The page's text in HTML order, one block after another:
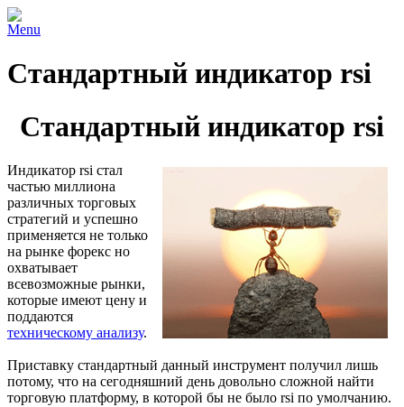
Menu
Стандартный индикатор rsi
Стандартный индикатор rsi
Индикатор rsi стал
частью миллиона
различных торговых
стратегий и успешно
применяется не только
на рынке форекс но
охватывает
всевозможные рынки,
которые имеют цену и
поддаются
техническому анализу.
Приставку стандартный данный инструмент получил лишь
потому, что на сегодняшний день довольно сложной найти
торговую платформу, в которой бы не было rsi по умолчанию.